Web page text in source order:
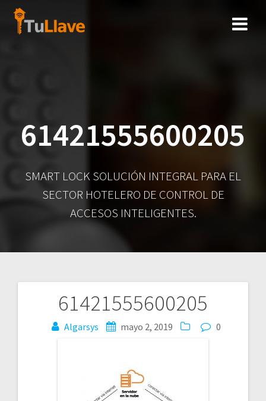
61421555600205
SMART LOCK SOLUCIÓN INTEGRAL PARA EL
SECTOR HOTELERO DE CONTROL DE
ACCESOS INTELIGENTES.
61421555600205
Algarsys mayo 2, 2019 0
Navegación